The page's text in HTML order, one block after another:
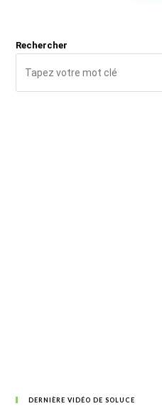
Rechercher
DERNIÈRE VIDÉO DE SOLUCE